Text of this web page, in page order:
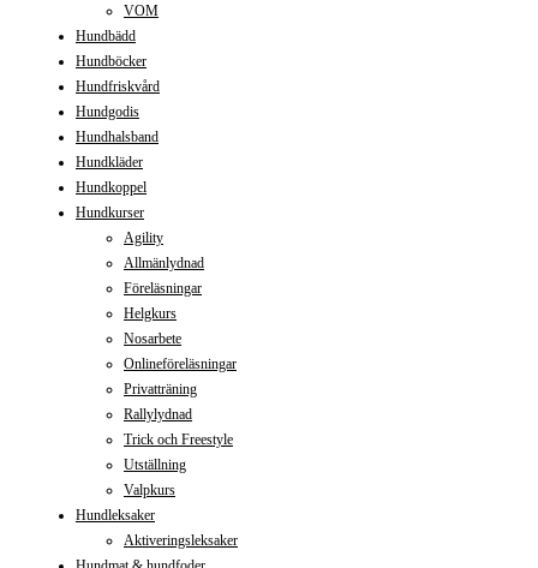
VOM
Hundbädd
Hundböcker
Hundfriskvård
Hundgodis
Hundhalsband
Hundkläder
Hundkoppel
Hundkurser
Agility
Allmänlydnad
Föreläsningar
Helgkurs
Nosarbete
Onlineföreläsningar
Privatträning
Rallylydnad
Trick och Freestyle
Utställning
Valpkurs
Hundleksaker
Aktiveringsleksaker